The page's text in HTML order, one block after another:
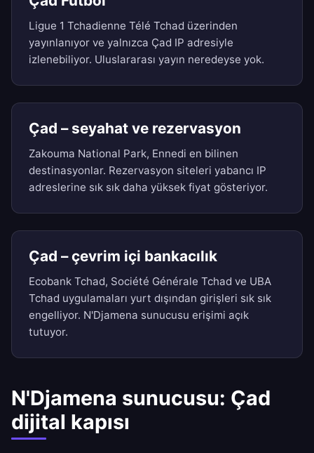
Ligue 1 Tchadienne Télé Tchad üzerinden
yayınlanıyor ve yalnızca Çad IP adresiyle
izlenebiliyor. Uluslararası yayın neredeyse yok.
Çad – seyahat ve rezervasyon
Zakouma National Park, Ennedi en bilinen
destinasyonlar. Rezervasyon siteleri yabancı IP
adreslerine sık sık daha yüksek fiyat gösteriyor.
Çad – çevrim içi bankacılık
Ecobank Tchad, Société Générale Tchad ve UBA
Tchad uygulamaları yurt dışından girişleri sık sık
engelliyor. N'Djamena sunucusu erişimi açık
tutuyor.
N'Djamena sunucusu: Çad
dijital kapısı